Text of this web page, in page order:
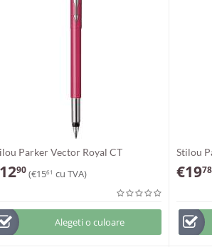
Parker Vector Royal CT
1290(€1561 cu TVA)
Alegeti o culoare
Stilou
€1978